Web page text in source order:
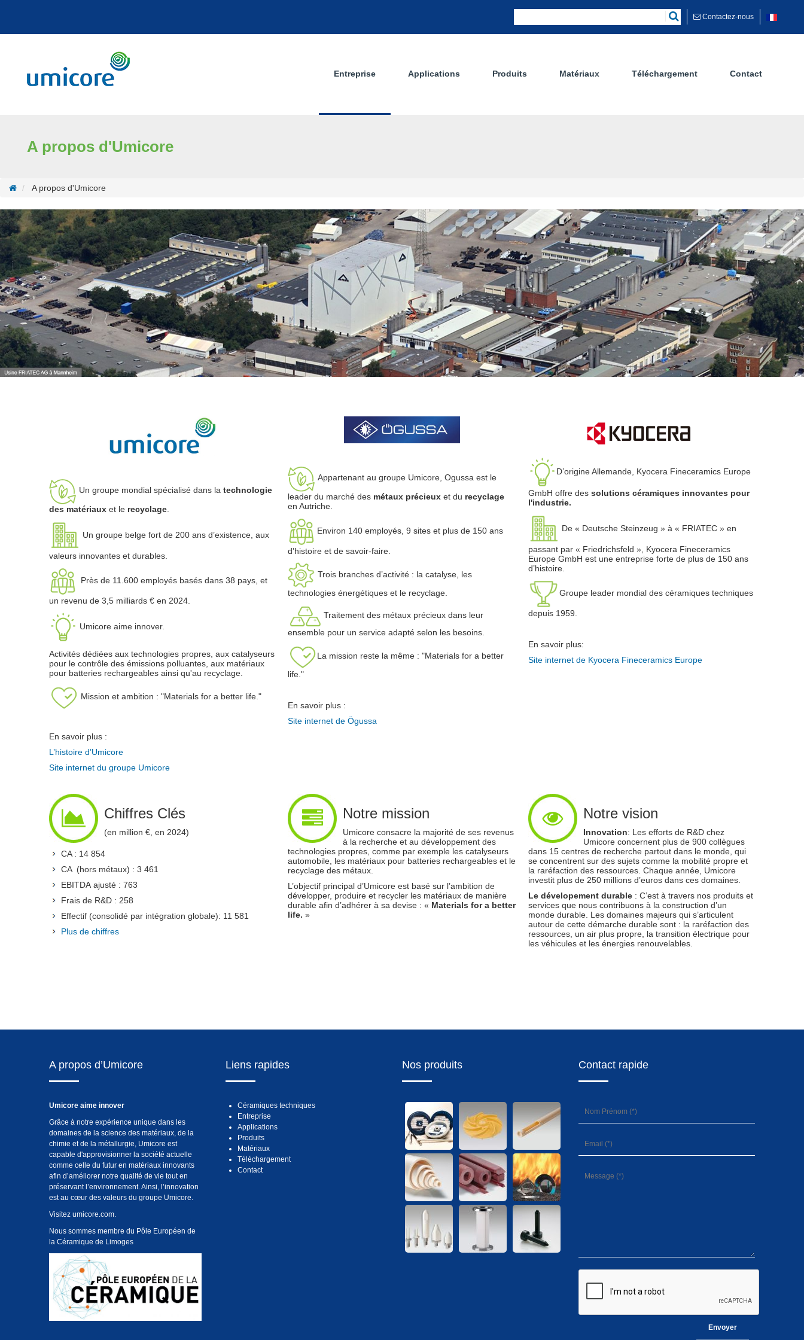
Contactez-nous
Entreprise Applications Produits Matériaux Téléchargement Contact
A propos d'Umicore
A propos d'Umicore
Un groupe mondial spécialisé dans la technologie
des matériaux et le recyclage
Un groupe belge fort de 200 ans d’existence, aux
valeurs innovantes et durables.
Près de 11.600 employés basés dans 38 pays, et
un revenu de 3,5 milliards € en 2024.
Umicore aime innover.
Activités dédiées aux technologies propres, aux catalyseurs
pour le contrôle des émissions polluantes, aux matériaux
pour batteries rechargeables ainsi qu'au recyclage.
Mission et ambition : "Materials for a better life."
En savoir plus :
L’histoire d’Umicore
Site internet du groupe Umicore
Appartenant au groupe Umicore, Ogussa est le
leader du marché des métaux précieuxet du recyclage
en Autriche.
Environ 140 employés, 9 sites et plus de 150 ans
d’histoire et de savoir-faire.
Trois branches d’activité : la catalyse, les
technologies énergétiques et le recyclage.
Traitement des métaux précieux dans leur
ensemble pour un service adapté selon les besoins.
La mission reste la même : "Materials for a better
life."
En savoir plus :
Site internet de Ögussa
D’origine Allemande, Kyocera Fineceramics Europe
GmbH offre des solutions céramiques innovantes pour
l'industrie.
De « Deutsche Steinzeug » à « FRIATEC » en
passant par « Friedrichsfeld », Kyocera Fineceramics
Europe GmbH est une entreprise forte de plus de 150 ans
d’histoire.
Groupe leader mondial des céramiques techniques
depuis 1959.
En savoir plus:
Site internet de Kyocera Fineceramics Europe
Chiffres Clés
(en million €, en 2024)
CA : 14 854
CA (hors métaux) : 3 461
EBITDA ajusté : 763
Frais de R&D : 258
Effectif (consolidé par intégration globale): 11 581
Plus de chiffres
Notre mission
Umicore consacre la majorité de ses revenus
à la recherche et au développement des
technologies propres, comme par exemple les catalyseurs
automobile, les matériaux pour batteries rechargeables et le
recyclage des métaux.
L’objectif principal d’Umicore est basé sur l’ambition de
développer, produire et recycler les matériaux de manière
durable afin d’adhérer à sa devise : « Materials for a better
life.»
Notre vision
Innovation: Les efforts de R&D chez
Umicore concernent plus de 900 collègues
dans 15 centres de recherche partout dans le monde, qui
se concentrent sur des sujets comme la mobilité propre et
la raréfaction des ressources. Chaque année, Umicore
investit plus de 250 millions d’euros dans ces domaines.
Le dévelopement durable: C’est à travers nos produits et
services que nous contribuons à la construction d’un
monde durable. Les domaines majeurs qui s’articulent
autour de cette démarche durable sont : la raréfaction des
ressources, un air plus propre, la transition électrique pour
les véhicules et les énergies renouvelables.
A propos d’Umicore
Umicore aime innover
Grâce à notre expérience unique dans les
domaines de la science des matériaux, de la
chimie et de la métallurgie, Umicore est
capable d'approvisionner la société actuelle
comme celle du futur en matériaux innovants
afin d’améliorer notre qualité de vie tout en
préservant l’environnement. Ainsi, l’innovation
est au cœur des valeurs du groupe Umicore.
Visitez umicore.com.
Nous sommes membre du Pôle Européen de
la Céramique de Limoges
Liens rapides
Céramiques techniques
Entreprise
Applications
Produits
Matériaux
Téléchargement
Contact
Nos produits Contact rapide